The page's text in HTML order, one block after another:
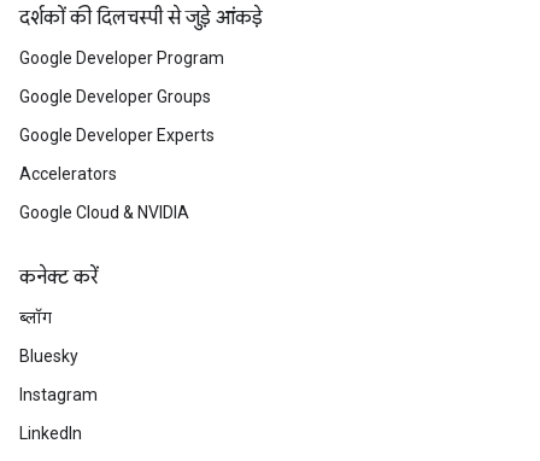
दर्शकों की दिलचस्पी से जुड़े आंकड़े
Google Developer Program
Google Developer Groups
Google Developer Experts
Accelerators
Google Cloud & NVIDIA
कनेक्ट करें
ब्लॉग
Bluesky
Instagram
LinkedIn